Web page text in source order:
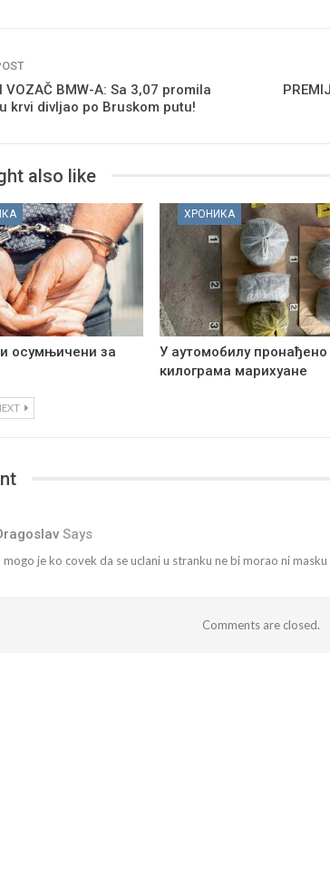
VOZAČ BMW-A: Sa 3,07 promila
krvi divljao po Bruskom putu!
also like
осумњичени за
ХРОНИКА
У аутомобилу пронађено
килограма марихуане
Says
mogo je ko covek da se uclani u stranku ne bi morao ni
Comments are closed.